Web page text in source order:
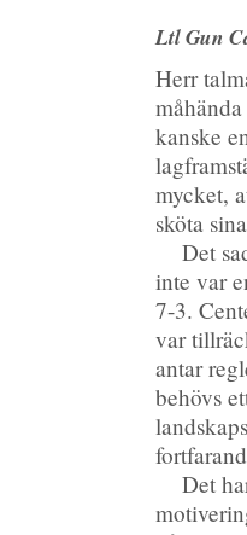
Ltl Gun
Herr
kanske
mycket,
sköta
Det
inte var
7-3.
var
antar
behövs
Det